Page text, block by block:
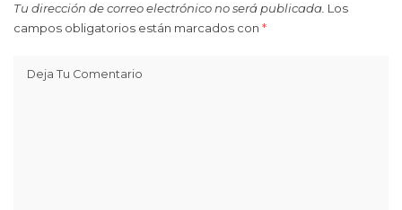
Tu dirección de correo electrónico no será publicada. Los
campos obligatorios están marcados con *